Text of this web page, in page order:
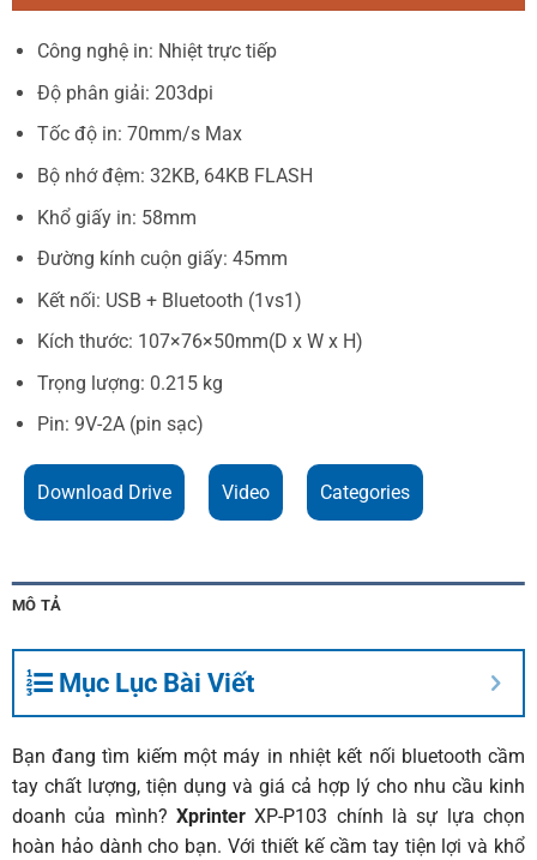
Công nghệ in: Nhiệt trực tiếp
Độ phân giải: 203dpi
Tốc độ in: 70mm/s Max
Bộ nhớ đệm: 32KB, 64KB FLASH
Khổ giấy in: 58mm
Đường kính cuộn giấy: 45mm
Kết nối: USB + Bluetooth (1vs1)
Kích thước: 107×76×50mm(D x W x H)
Trọng lượng: 0.215 kg
Pin: 9V-2A (pin sạc)
Download Drive Video Categories
MÔ TẢ
Mục Lục Bài Viết
Bạn đang tìm kiếm một máy in nhiệt kết nối bluetooth cầm
tay chất lượng, tiện dụng và giá cả hợp lý cho nhu cầu kinh
doanh của mình? XprinterXP-P103 chính là sự lựa chọn
hoàn hảo dành cho bạn. Với thiết kế cầm tay tiện lợi và khổ